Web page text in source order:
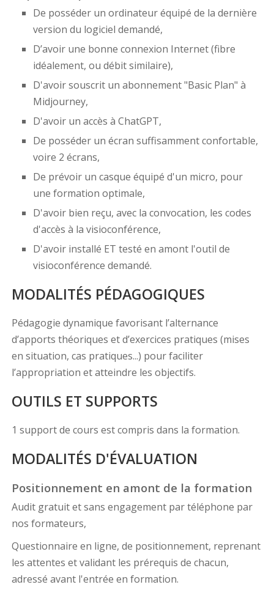
De posséder un ordinateur équipé de la dernière
version du logiciel demandé,
D’avoir une bonne connexion Internet (fibre
idéalement, ou débit similaire),
D'avoir souscrit un abonnement "Basic Plan" à
Midjourney,
D'avoir un accès à ChatGPT,
De posséder un écran suffisamment confortable,
voire 2 écrans,
De prévoir un casque équipé d'un micro, pour
une formation optimale,
D'avoir bien reçu, avec la convocation, les codes
d'accès à la visioconférence,
D'avoir installé ET testé en amont l'outil de
visioconférence demandé.
MODALITÉS PÉDAGOGIQUES
Pédagogie dynamique favorisant l’alternance
d’apports théoriques et d’exercices pratiques (mises
en situation, cas pratiques...) pour faciliter
l’appropriation et atteindre les objectifs.
OUTILS ET SUPPORTS
1 support de cours est compris dans la formation.
MODALITÉS D'ÉVALUATION
Positionnement en amont de la formation
Audit gratuit et sans engagement par téléphone par
nos formateurs,
Questionnaire en ligne, de positionnement, reprenant
les attentes et validant les prérequis de chacun,
adressé avant l'entrée en formation.